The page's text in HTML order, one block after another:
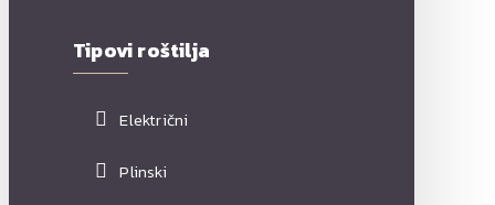
Tipovi roštilja
Električni
Plinski